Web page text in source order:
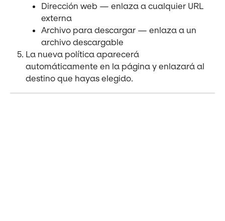
Dirección web — enlaza a cualquier URL
externa
Archivo para descargar — enlaza a un
archivo descargable
La nueva política aparecerá
automáticamente en la página y enlazará al
destino que hayas elegido.